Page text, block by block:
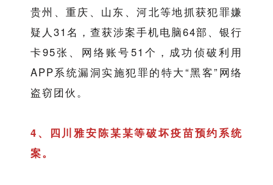
贵州、重庆、山东、河北等地抓获犯罪嫌
疑人31名，查获涉案手机电脑64部、银行
卡95张、网络账号51个，成功侦破利用
APP系统漏洞实施犯罪的特大“黑客”网络
盗窃团伙。
4、四川雅安陈某某等破坏疫苗预约系统
案。